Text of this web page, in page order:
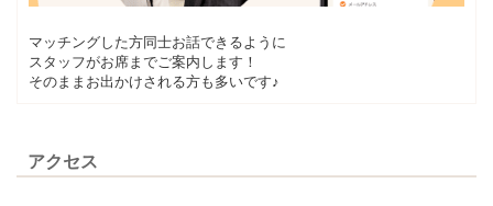
マッチングした方同士お話できるように
スタッフがお席までご案内します！
そのままお出かけされる方も多いです♪
アクセス